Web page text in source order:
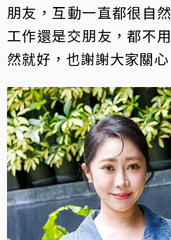
朋友，互動一直都很自
工作還是交朋友，都不
然就好，也謝謝大家關心